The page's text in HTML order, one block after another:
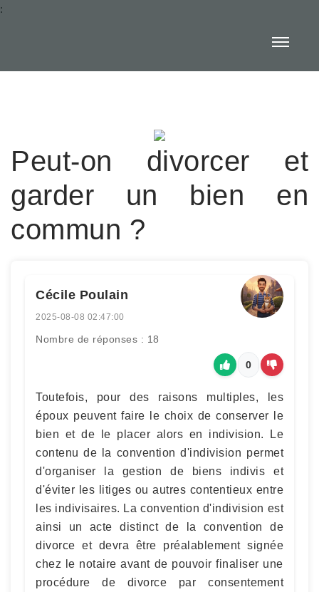
:
Peut-on divorcer et
garder un bien en
commun ?
Cécile Poulain
2025-08-08 02:47:00
Nombre de réponses : 18
0
Toutefois, pour des raisons multiples, les
époux peuvent faire le choix de conserver le
bien et de le placer alors en indivision. Le
contenu de la convention d'indivision permet
d'organiser la gestion de biens indivis et
d'éviter les litiges ou autres contentieux entre
les indivisaires. La convention d'indivision est
ainsi un acte distinct de la convention de
divorce et devra être préalablement signée
chez le notaire avant de pouvoir finaliser une
procédure de divorce par consentement